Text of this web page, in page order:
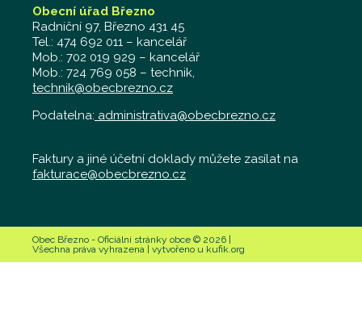
Obecní úřad Březno
Radniční 97, Březno 431 45
Tel.: 474 692 011 – kancelář
Mob.: 702 019 929 – kancelář
Mob.: 724 769 058 – technik,
technik@obecbrezno.cz
Podatelna: administrativa@obecbrezno.cz
Faktury a jiné účetní doklady můžete zasílat na
fakturace@obecbrezno.cz
Obec Březno - Oficiální stránky obce © 2026 |
Všechna práva vyhrazena | vytvořeno u kufik.org